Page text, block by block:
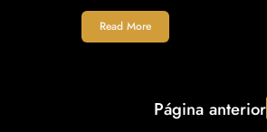
Read More
Página anterior